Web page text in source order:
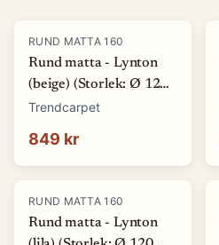
RUND MATTA 160
Rund matta - Lynton
(beige) (Storlek: Ø 120
cm)
Trendcarpet
849 kr
RUND MATTA 160
Rund matta - Lynton